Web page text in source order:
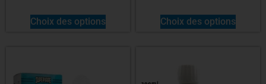
Choix des options Choix des options